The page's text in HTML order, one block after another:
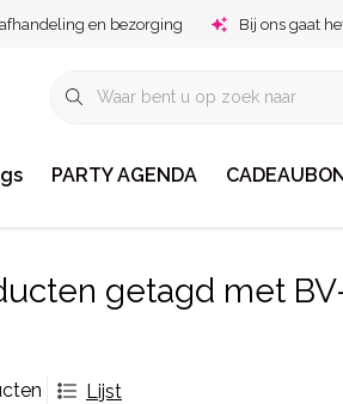
en bezorging Bij ons gaat
PARTY AGENDA
getagd met
Lijst